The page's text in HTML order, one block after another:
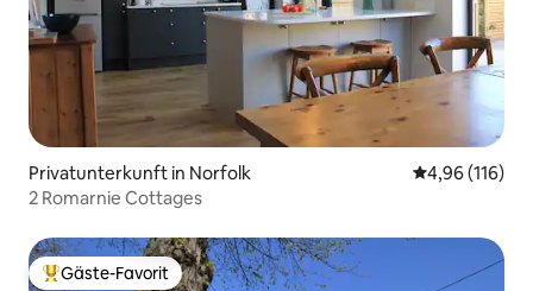
Privatunterkunft in Norfolk
4,96 (116)
2 Romarnie Cottages
Beliebter Gäste-Favorit.
Gäste-Favorit